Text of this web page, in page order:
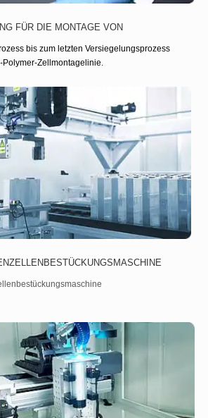
WEITERLESEN AUSRÜSTUNG FÜR DIE
FÜR DIE MONTAGE VON
bis zum letzten Versiegelungsprozess
Zellmontagelinie.
WEITERLESENALU-